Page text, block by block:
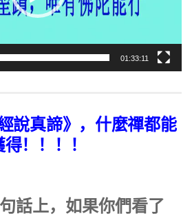
01:33:11
說真諦》，什麼禪都能
！！！！
話上，如果你們看了